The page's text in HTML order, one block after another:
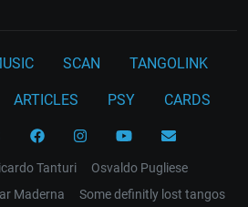
SCAN TANGOLINK
ARTICLES PSY CARDS
Tanturi
Osvaldo Pugliese
Maderna Some definitly lost tangos